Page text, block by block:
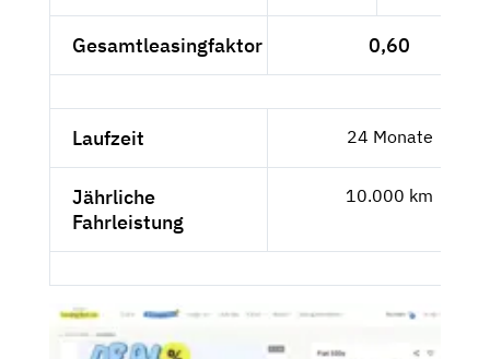
Gesamtleasingfaktor 0,60
Laufzeit 24 Monate
Jährliche
Fahrleistung
10.000 km